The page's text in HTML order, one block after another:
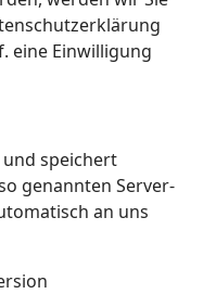
eine Einwilligung
speichert
genannten Server-
an uns